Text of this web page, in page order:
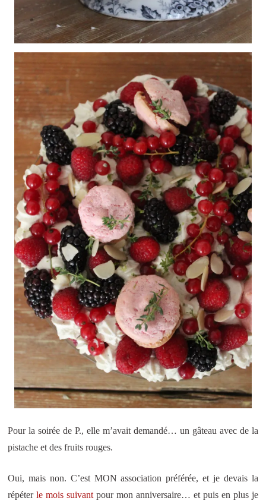
Pour la soirée de P., elle m’avait demandé… un gâteau avec de la
pistache et des fruits rouges.
Oui, mais non. C’est MON association préférée, et je devais la
répéterle mois suivant pour mon anniversaire… et puis en plus je